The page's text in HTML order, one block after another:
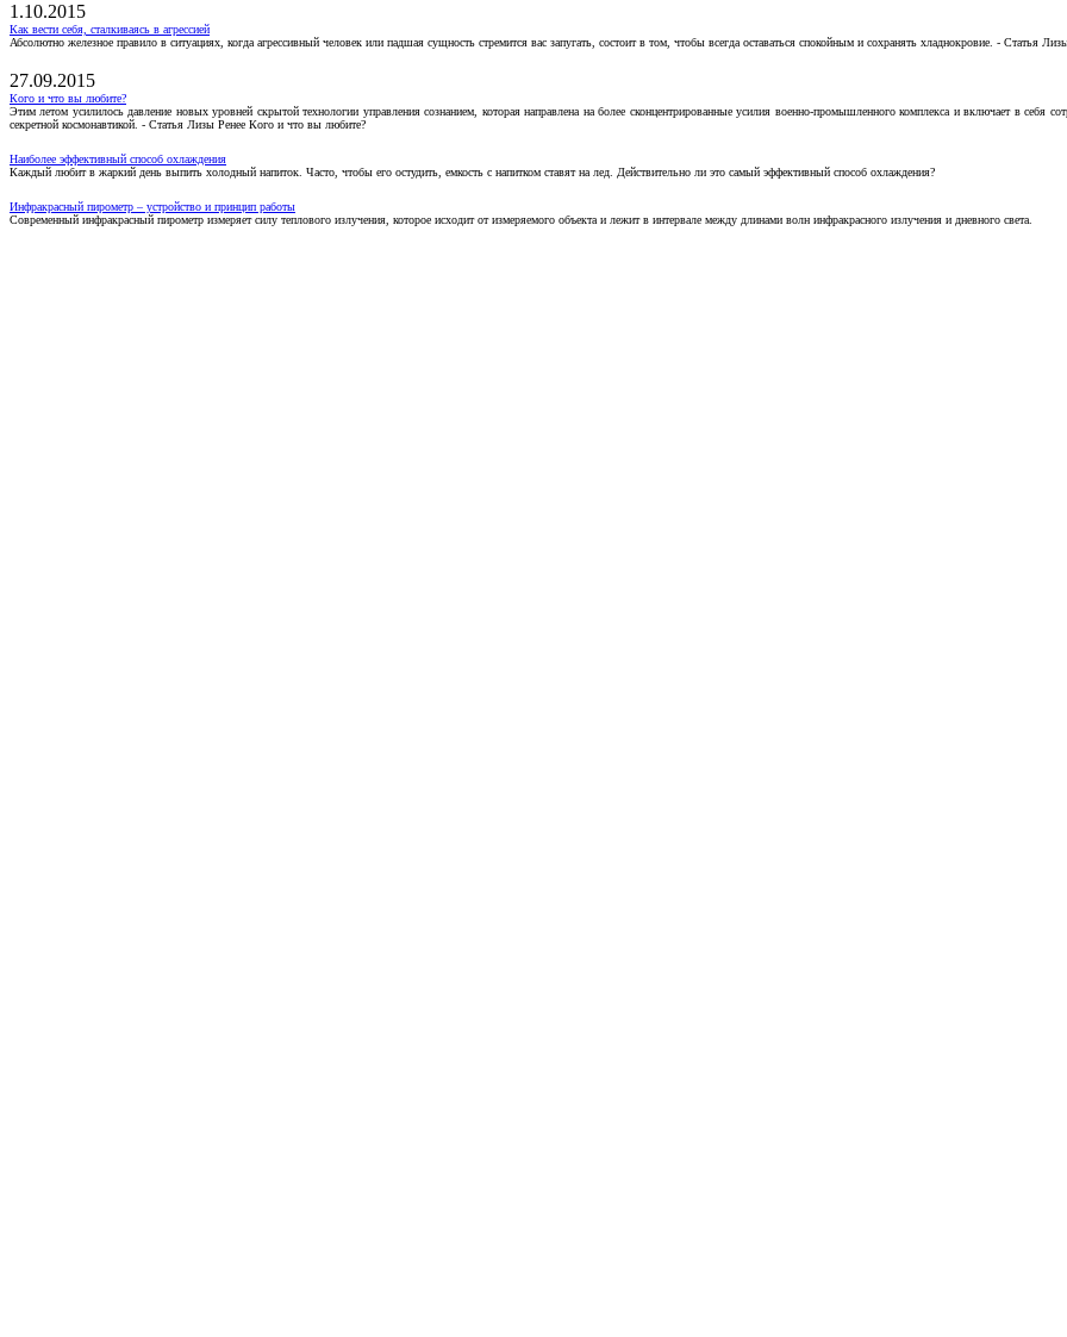
1.10.2015
Как вести себя, сталкиваясь в агрессией
Абсолютно железное правило в ситуациях, когда агрессивный человек или падшая сущность стремится вас запугать, состоит в том, чтобы всегда оставаться спокойным и сохранять хладнокровие. - Статья
27.09.2015
Кого и что вы любите?
Этим летом усилилось давление новых уровней скрытой технологии управления сознанием, которая направлена на более сконцентрированные усилия военно-промышленного комплекса и включает в себя
секретной космонавтикой. - Статья Лизы Ренее Кого и что вы любите?
Наиболее эффективный способ охлаждения
Каждый любит в жаркий день выпить холодный напиток. Часто, чтобы его остудить, емкость с напитком ставят на лед. Действительно ли это самый эффективный способ охлаждения?
Инфракрасный пирометр – устройство и принцип работы
Современный инфракрасный пирометр измеряет силу теплового излучения, которое исходит от измеряемого объекта и лежит в интервале между длинами волн инфракрасного излучения и дневного света.